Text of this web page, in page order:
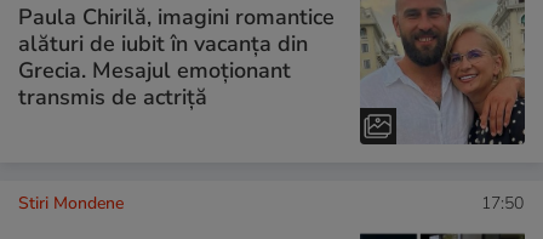
Paula Chirilă, imagini romantice
alături de iubit în vacanța din
Grecia. Mesajul emoționant
transmis de actriță
Stiri Mondene 17:50